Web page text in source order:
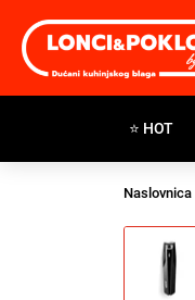
⭐ HOT
Naslovnica